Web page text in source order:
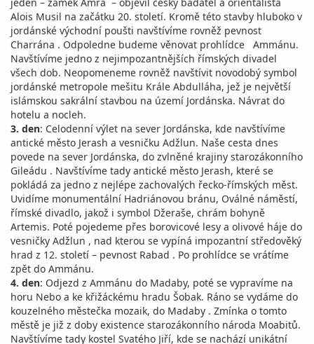
Alois Musil na začátku 20. století. Kromě této stavby hluboko v
jordánské východní poušti navštívíme rovněž pevnost
Charrána . Odpoledne budeme věnovat prohlídce Ammánu.
Navštívíme jedno z nejimpozantnějších římských divadel
všech dob. Neopomeneme rovněž navštívit novodobý symbol
jordánské metropole mešitu Krále Abdulláha, jež je největší
islámskou sakrální stavbou na území Jordánska. Návrat do
hotelu a nocleh.
3. den: Celodenní výlet na sever Jordánska, kde navštívíme
antické město Jerash a vesničku Adžlun. Naše cesta dnes
povede na sever Jordánska, do zvlněné krajiny starozákonního
Gileádu . Navštívíme tady antické město Jerash, které se
pokládá za jedno z nejlépe zachovalých řecko-římských měst.
Uvidíme monumentální Hadriánovou bránu, Oválné náměstí,
římské divadlo, jakož i symbol Džeraše, chrám bohyně
Artemis. Poté pojedeme přes borovicové lesy a olivové háje do
vesničky Adžlun , nad kterou se vypíná impozantní středověký
hrad z 12. století – pevnost Rabad . Po prohlídce se vrátíme
zpět do Ammánu.
4. den: Odjezd z Ammánu do Madaby, poté se vypravíme na
horu Nebo a ke křižáckému hradu Šobak. Ráno se vydáme do
kouzelného městečka mozaik, do Madaby . Zmínka o tomto
městě je již z doby existence starozákonního národa Moabitů.
Navštívíme tady kostel Svatého Jiří, kde se nachází unikátní